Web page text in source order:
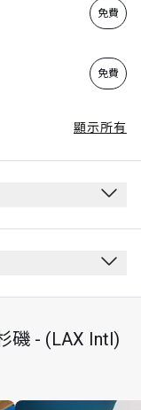
免費
免費
顯示所有
hours of 12:30
capacity
right to reserve
磯 - (LAX Intl)